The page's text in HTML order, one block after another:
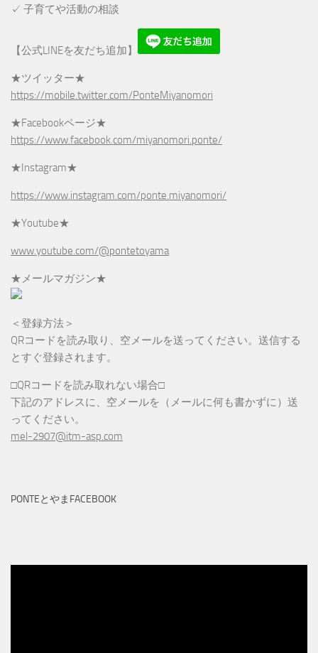
✓ 子育てや活動の相談
【公式LINEを友だち追加】
★ツイッター★
https://mobile.twitter.com/PonteMiyanomori
★Facebookページ★
https://www.facebook.com/miyanomori.ponte/
★Instagram★
https://www.instagram.com/ponte.miyanomori/
★Youtube★
www.youtube.com/@pontetoyama
★メールマガジン★
＜登録方法＞
QRコードを読み取り、空メールを送ってください。送信する
とすぐ登録されます。
□QRコードを読み取れない場合□
下記のアドレスに、空メールを（メールに何も書かずに）送
ってください。
mel-2907@itm-asp.com
PONTEとやまFACEBOOK